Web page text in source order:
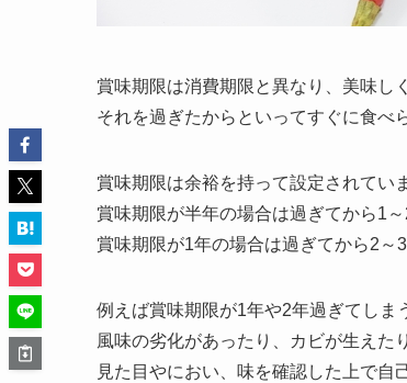
賞味期限は消費期限と異なり、美味し
それを過ぎたからといってすぐに食べ
賞味期限は余裕を持って設定されてい
賞味期限が半年の場合は過ぎてから1
賞味期限が1年の場合は過ぎてから2～
例えば賞味期限が1年や2年過ぎてしま
風味の劣化があったり、カビが生えた
見た目やにおい、味を確認した上で自